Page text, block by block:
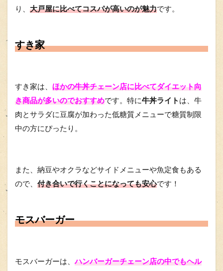
り、 大戸屋に比べてコスパが高いのが魅力です。
すき家
すき家は、 ほかの牛丼チェーン店に比べてダイエット向
き商品が多いのでおすすめです。特に牛丼ライト は、牛
肉とサラダに豆腐が加わった低糖質メニューで糖質制限
中の方にぴったり。
また、納豆やオクラなどサイドメニューや魚定食もある
ので、 付き合いで行くことになっても安心です！
モスバーガー
モスバーガーは、ハンバーガーチェーン店の中でもヘル